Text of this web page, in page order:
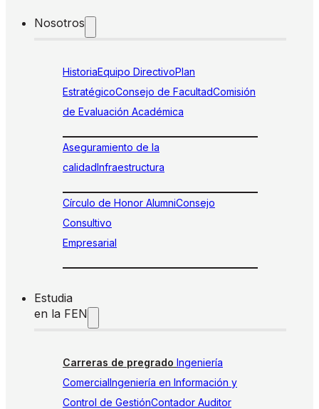
Nosotros
HistoriaEquipo DirectivoPlan
EstratégicoConsejo de FacultadComisión
de Evaluación Académica
Aseguramiento de la
calidadInfraestructura
Círculo de Honor AlumniConsejo
Consultivo
Empresarial
Estudia
en la FEN
Carreras de pregrado Ingeniería
ComercialIngeniería en Información y
Control de GestiónContador Auditor